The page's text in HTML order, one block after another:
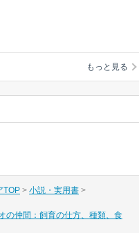
もっと見る
TOP
小説・実用書
の仲間：飼育の仕方、種類、食